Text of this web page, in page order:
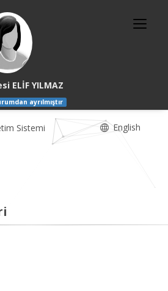
ELİF YILMAZ
ayrılmıştır
Sistemi English